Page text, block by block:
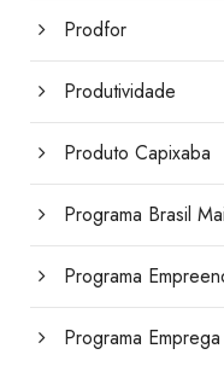
Prodfor
Produtividade
Produto Capixaba
Programa Brasil
Programa
Programa